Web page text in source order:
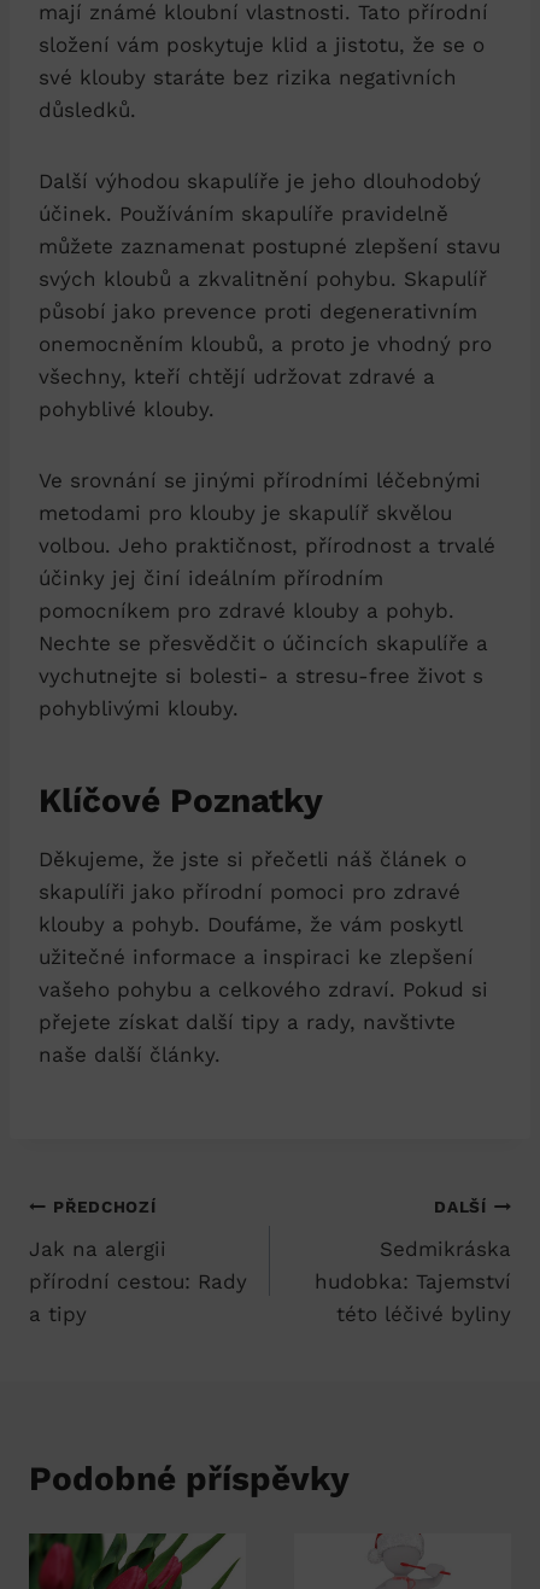
mají známé kloubní vlastnosti. Tato přírodní
složení vám poskytuje klid a jistotu, že se o
své klouby staráte bez rizika negativních
důsledků.
Další výhodou skapulíře je jeho dlouhodobý
účinek. Používáním skapulíře pravidelně
můžete zaznamenat postupné zlepšení stavu
svých kloubů a zkvalitnění pohybu. Skapulíř
působí jako prevence proti degenerativním
onemocněním kloubů, a proto je vhodný pro
všechny, kteří chtějí udržovat zdravé a
pohyblivé klouby.
Ve srovnání se jinými přírodními léčebnými
metodami pro klouby je skapulíř skvělou
volbou. Jeho praktičnost, přírodnost a trvalé
účinky jej činí ideálním přírodním
pomocníkem pro zdravé klouby a pohyb.
Nechte se přesvědčit o účincích skapulíře a
vychutnejte si bolesti- a stresu-free život s
pohyblivými klouby.
Klíčové Poznatky
Děkujeme, že jste si přečetli náš článek o
skapulíři jako přírodní pomoci pro zdravé
klouby a pohyb. Doufáme, že vám poskytl
užitečné informace a inspiraci ke zlepšení
vašeho pohybu a celkového zdraví. Pokud si
přejete získat další tipy a rady, navštivte
naše další články.
Navigace
pro
příspěvek
PŘEDCHOZÍ
Jak na alergii
přírodní cestou: Rady
a tipy
DALŠÍ
Sedmikráska
hudobka: Tajemství
této léčivé byliny
Podobné příspěvky